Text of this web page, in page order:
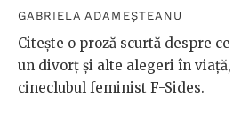
GABRIELA ADAMEȘTEANU
Citește o proză scurtă despre
un divorț și alte alegeri în viață,
cineclubul feminist F-Sides.